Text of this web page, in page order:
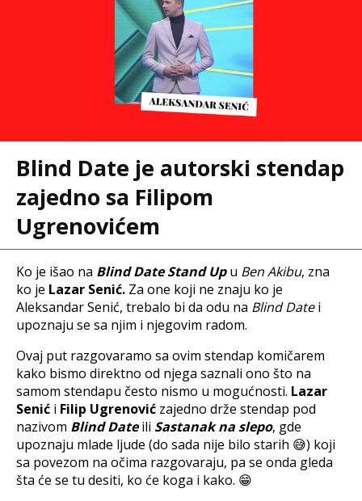
Blind Date je autorski stendap
zajedno sa Filipom
Ugrenovićem
Ko je išao na Blind Date Stand Upu Ben Akibu, zna
ko je Lazar Senić. Za one koji ne znaju ko je
Aleksandar Senić, trebalo bi da odu na Blind Datei
upoznaju se sa njim i njegovim radom.
Ovaj put razgovaramo sa ovim stendap komičarem
kako bismo direktno od njega saznali ono što na
samom stendapu često nismo u mogućnosti. Lazar
Senić i Filip Ugrenović zajedno drže stendap pod
nazivom Blind Dateili Sastanak na slepo, gde
upoznaju mlade ljude (do sada nije bilo starih 😅) koji
sa povezom na očima razgovaraju, pa se onda gleda
šta će se tu desiti, ko će koga i kako. 😁